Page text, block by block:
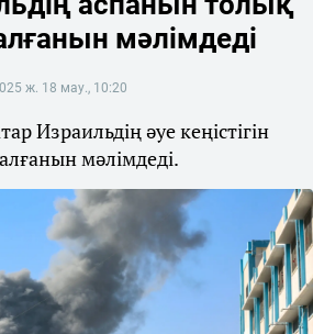
мәлімдеді
ж. 18 мау., 10:20
Израильдің әуе кеңістігін
мәлімдеді.